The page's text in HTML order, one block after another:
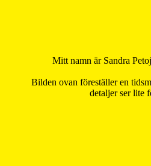
Mitt namn är Sandra
Bilden ovan föreställer en
detaljer ser lite